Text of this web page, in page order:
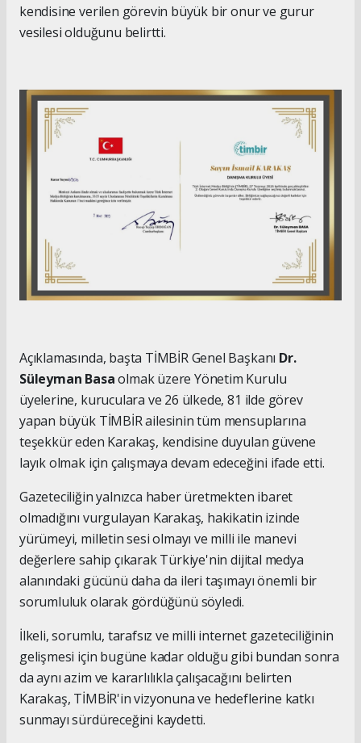
kendisine verilen görevin büyük bir onur ve gurur
vesilesi olduğunu belirtti.
Açıklamasında, başta TİMBİR Genel Başkanı Dr.
Süleyman Basaolmak üzere Yönetim Kurulu
üyelerine, kuruculara ve 26 ülkede, 81 ilde görev
yapan büyük TİMBİR ailesinin tüm mensuplarına
teşekkür eden Karakaş, kendisine duyulan güvene
layık olmak için çalışmaya devam edeceğini ifade etti.
Gazeteciliğin yalnızca haber üretmekten ibaret
olmadığını vurgulayan Karakaş, hakikatin izinde
yürümeyi, milletin sesi olmayı ve milli ile manevi
değerlere sahip çıkarak Türkiye'nin dijital medya
alanındaki gücünü daha da ileri taşımayı önemli bir
sorumluluk olarak gördüğünü söyledi.
İlkeli, sorumlu, tarafsız ve milli internet gazeteciliğinin
gelişmesi için bugüne kadar olduğu gibi bundan sonra
da aynı azim ve kararlılıkla çalışacağını belirten
Karakaş, TİMBİR'in vizyonuna ve hedeflerine katkı
sunmayı sürdüreceğini kaydetti.